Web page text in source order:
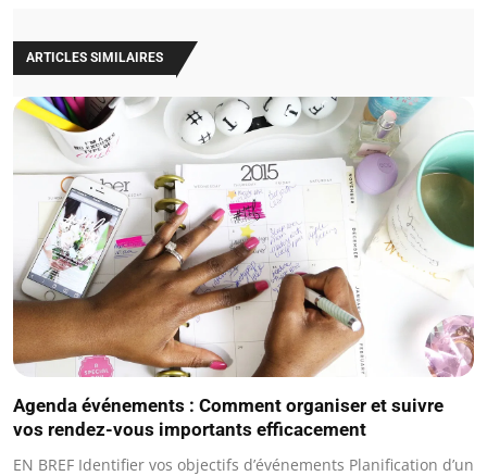
ARTICLES SIMILAIRES
Agenda événements : Comment organiser et suivre
vos rendez-vous importants efficacement
EN BREF Identifier vos objectifs d’événements Planification d’un